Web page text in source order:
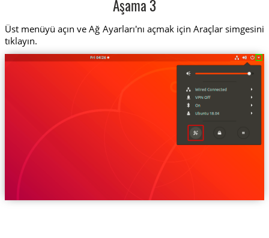
Aşama 3
Üst menüyü açın ve Ağ Ayarları'nı açmak için Araçlar simgesini
tıklayın.